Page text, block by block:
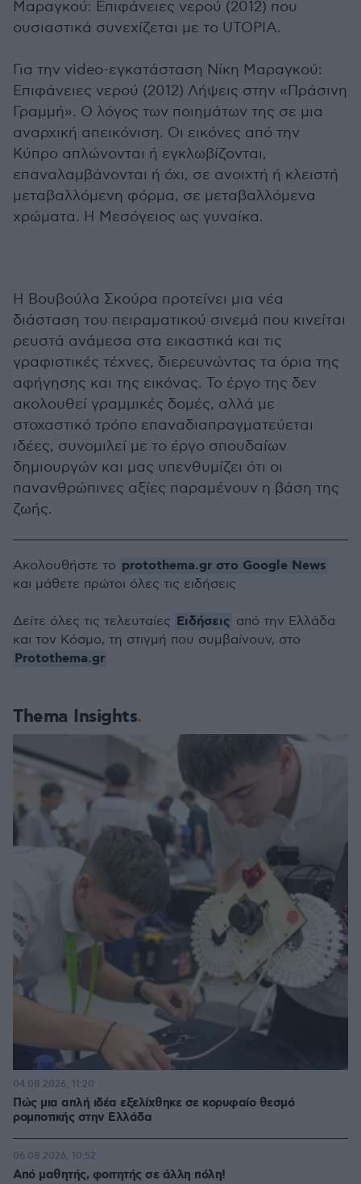
Μαραγκού: Επιφάνειες νερού (2012) που
ουσιαστικά συνεχίζεται με το UTOPIA.
Για την video-εγκατάσταση Νίκη Μαραγκού:
Επιφάνειες νερού (2012) Λήψεις στην «Πράσινη
Γραμμή». Ο λόγος των ποιημάτων της σε μια
αναρχική απεικόνιση. Οι εικόνες από την
Κύπρο απλώνονται ή εγκλωβίζονται,
επαναλαμβάνονται ή όχι, σε ανοιχτή ή κλειστή
μεταβαλλόμενη φόρμα, σε μεταβαλλόμενα
χρώματα. Η Μεσόγειος ως γυναίκα.
Η Βουβούλα Σκούρα προτείνει μια νέα
διάσταση του πειραματικού σινεμά που κινείται
ρευστά ανάμεσα στα εικαστικά και τις
γραφιστικές τέχνες, διερευνώντας τα όρια της
αφήγησης και της εικόνας. Το έργο της δεν
ακολουθεί γραμμικές δομές, αλλά με
στοχαστικό τρόπο επαναδιαπραγματεύεται
ιδέες, συνομιλεί με το έργο σπουδαίων
δημιουργών και μας υπενθυμίζει ότι οι
πανανθρώπινες αξίες παραμένουν η βάση της
ζωής.
Thema Insights
Πώς μια απλή ιδέα εξελίχθηκε σε κορυφαίο θεσμό
ρομποτικής στην Ελλάδα
04.08.2026, 11:20
Από μαθητής, φοιτητής σε άλλη πόλη!
06.08.2026, 10:52
Ακολουθήστε το protothema.gr στο Google News
και μάθετε πρώτοι όλες τις ειδήσεις
Δείτε όλες τις τελευταίες Ειδήσεις από την Ελλάδα
και τον Κόσμο, τη στιγμή που συμβαίνουν, στο
Protothema.gr